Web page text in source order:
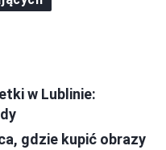
w Lublinie:
gdzie kupić obrazy